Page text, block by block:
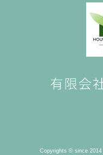
Copyrights © since 2014